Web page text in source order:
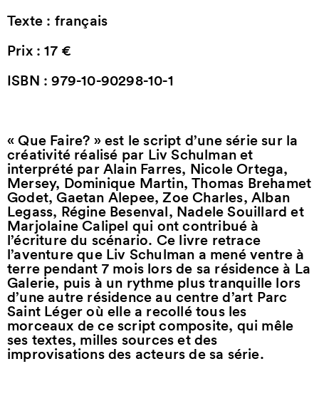
Texte : français
Prix : 17 €
ISBN : 979-10-90298-10-1
« Que Faire? » est le script d’une série sur la
créativité réalisé par Liv Schulman et
interprété par Alain Farres, Nicole Ortega,
Mersey, Dominique Martin, Thomas Brehamet
Godet, Gaetan Alepee, Zoe Charles, Alban
Legass, Régine Besenval, Nadele Souillard et
Marjolaine Calipel qui ont contribué à
l’écriture du scénario. Ce livre retrace
l’aventure que Liv Schulman a mené ventre à
terre pendant 7 mois lors de sa résidence à La
Galerie, puis à un rythme plus tranquille lors
d’une autre résidence au centre d’art Parc
Saint Léger où elle a recollé tous les
morceaux de ce script composite, qui mêle
ses textes, milles sources et des
improvisations des acteurs de sa série.